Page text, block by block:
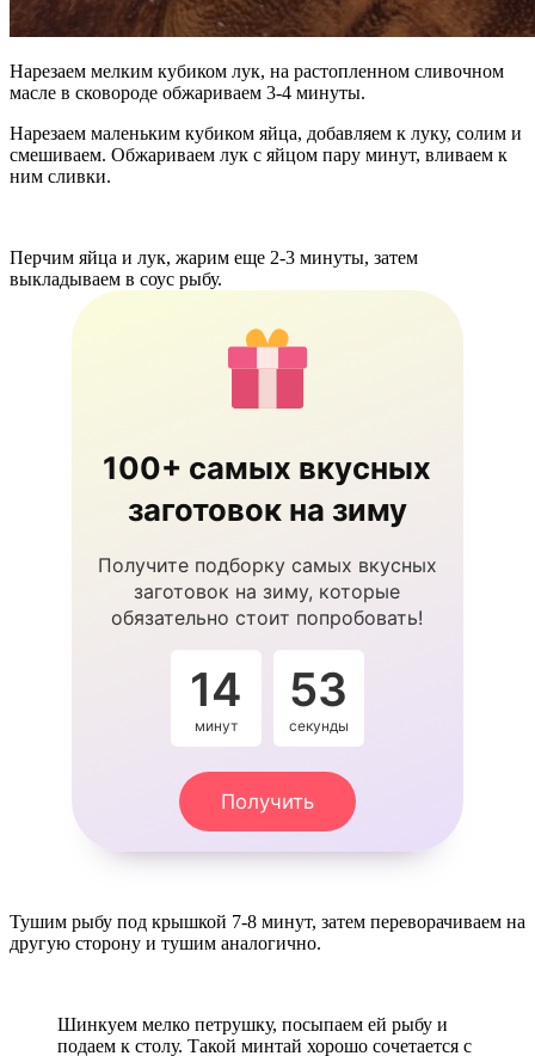
Нарезаем мелким кубиком лук, на растопленном сливочном
масле в сковороде обжариваем 3-4 минуты.
Нарезаем маленьким кубиком яйца, добавляем к луку, солим и
смешиваем. Обжариваем лук с яйцом пару минут, вливаем к
ним сливки.
Перчим яйца и лук, жарим еще 2-3 минуты, затем
выкладываем в соус рыбу.
100+ самых вкусных
заготовок на зиму
Получите подборку самых вкусных
заготовок на зиму, которые
обязательно стоит попробовать!
14
минут
52
секунды
Получить
Тушим рыбу под крышкой 7-8 минут, затем переворачиваем на
другую сторону и тушим аналогично.
Шинкуем мелко петрушку, посыпаем ей рыбу и
подаем к столу. Такой минтай хорошо сочетается с